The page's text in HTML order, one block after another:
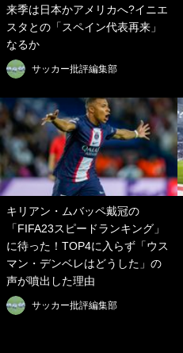
来季は日本かアメリカへ?イニエ
スタとの「スペイン代表再来」
なるか
サッカー批評編集部
キリアン・ムバッペ戴冠の
「FIFA23スピードランキング」
に待った！TOP4に入らず「ウス
マン・デンベレはどうした」の
声が噴出した理由
サッカー批評編集部